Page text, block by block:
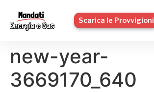
Scarica le Provvigioni
new-year-
3669170_640